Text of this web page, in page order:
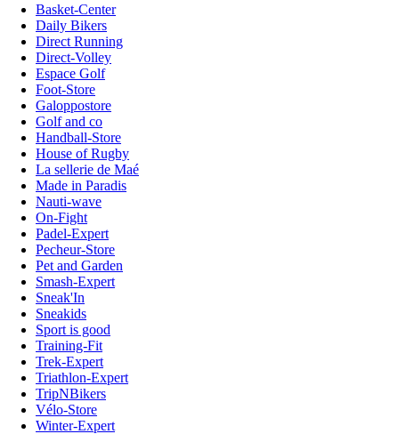
Basket-Center
Daily Bikers
Direct Running
Direct-Volley
Espace Golf
Foot-Store
Galoppostore
Golf and co
Handball-Store
House of Rugby
La sellerie de Maé
Made in Paradis
Nauti-wave
On-Fight
Padel-Expert
Pecheur-Store
Pet and Garden
Smash-Expert
Sneak'In
Sneakids
Sport is good
Training-Fit
Trek-Expert
Triathlon-Expert
TripNBikers
Vélo-Store
Winter-Expert